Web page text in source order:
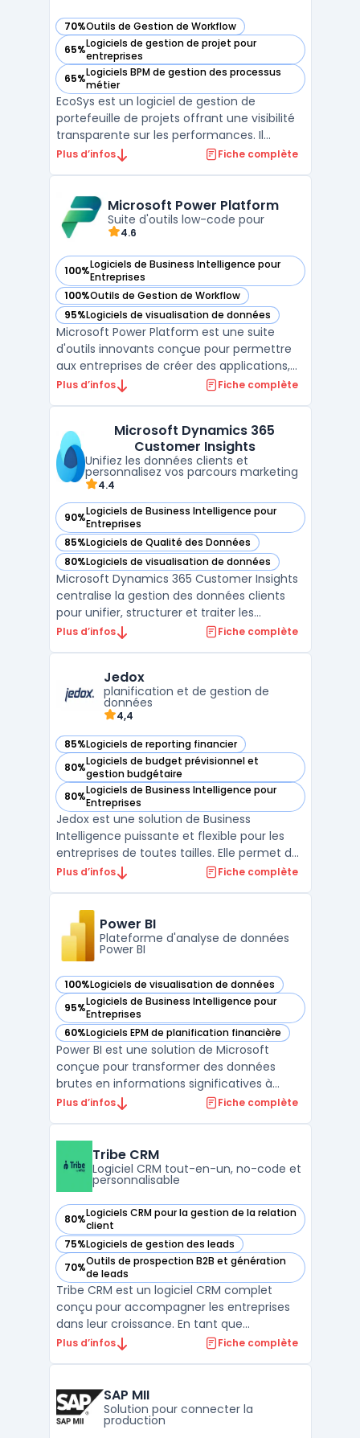
70%Outils de Gestion de Workflow
— voir EcoSys dans cette catégorie
65%Logiciels de gestion de projet pour
entreprises
— voir EcoSys dans cette catégorie
65%Logiciels BPM de gestion des processus
métier
— voir EcoSys dans cette catégorie
EcoSys est un logiciel de gestion de
portefeuille de projets offrant une visibilité
transparente sur les performances. Il
facilite la planification, l'estimation des
EcoSys, les organisations peuvent améliorer
l ...
Plus d’infos Fiche complète
Microsoft Power Platform
Suite d'outils low-code pour
4.6
100%Logiciels de Business Intelligence pour
Entreprises
— voir Microsoft Power Platform dans cette catégorie
100%Outils de Gestion de Workflow
— voir Microsoft Power Platform dans cette catégorie
95%Logiciels de visualisation de données
— voir Microsoft Power Platform dans cette catégorie
Microsoft Power Platform est une suite
d'outils innovants conçue pour permettre
aux entreprises de créer des applications,
d'automatiser des processus, et d'analyser
programmation. Regroupant Power BI,
Power Apps, Power Automate, et Power Virt
...
Plus d’infos Fiche complète
Microsoft Dynamics 365
Customer Insights
Unifiez les données clients et
personnalisez vos parcours marketing
4.4
90%Logiciels de Business Intelligence pour
Entreprises
— voir Microsoft Dynamics 365 Customer Insights dans
85%Logiciels de Qualité des Données
— voir Microsoft Dynamics 365 Customer Insights dans
80%Logiciels de visualisation de données
— voir Microsoft Dynamics 365 Customer Insights dans
Microsoft Dynamics 365 Customer Insights
centralise la gestion des données clients
pour unifier, structurer et traiter les
informations au sein des équipes
constatent des écarts dans le ciblage, la
personnalisation et le sui ...
Plus d’infos Fiche complète
Jedox
planification et de gestion de
données
4,4
85%Logiciels de reporting financier
— voir Jedox dans cette catégorie
80%Logiciels de budget prévisionnel et
gestion budgétaire
— voir Jedox dans cette catégorie
80%Logiciels de Business Intelligence pour
Entreprises
— voir Jedox dans cette catégorie
Jedox est une solution de Business
Intelligence puissante et flexible pour les
entreprises de toutes tailles. Elle permet de
rassembler toutes les données d'une
de performance, et de générer des
reporting financier ...
Plus d’infos Fiche complète
Power BI
Plateforme d'analyse de données
Power BI
100%Logiciels de visualisation de données
— voir Power BI dans cette catégorie
95%Logiciels de Business Intelligence pour
Entreprises
— voir Power BI dans cette catégorie
60%Logiciels EPM de planification financière
— voir Power BI dans cette catégorie
Power BI est une solution de Microsoft
conçue pour transformer des données
brutes en informations significatives à
travers des visuels interactifs. Cette
entreprises de découvrir des informations
puissantes et de les traduir ...
Plus d’infos Fiche complète
Tribe CRM
Logiciel CRM tout-en-un, no-code et
personnalisable
80%Logiciels CRM pour la gestion de la relation
client
— voir Tribe CRM dans cette catégorie
75%Logiciels de gestion des leads
— voir Tribe CRM dans cette catégorie
70%Outils de prospection B2B et génération
de leads
— voir Tribe CRM dans cette catégorie
Tribe CRM est un logiciel CRM complet
conçu pour accompagner les entreprises
dans leur croissance. En tant que
plateforme CRM tout-en-un, il offre une
service client. Grâce à son approche crm
no-code, les utilisate ...
Plus d’infos Fiche complète
SAP MII
Solution pour connecter la
production